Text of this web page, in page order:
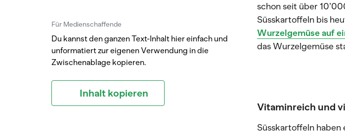
Für Medienschaffende
Du kannst den ganzen Text-Inhalt hier einfach und
unformatiert zur eigenen Verwendung in die
Zwischenablage kopieren.
Inhalt kopieren
schon seit über
Süsskartoffeln bis
Wurzelgemüse auf
das Wurzelgemüse
Vitaminreich und
Süsskartoffeln haben